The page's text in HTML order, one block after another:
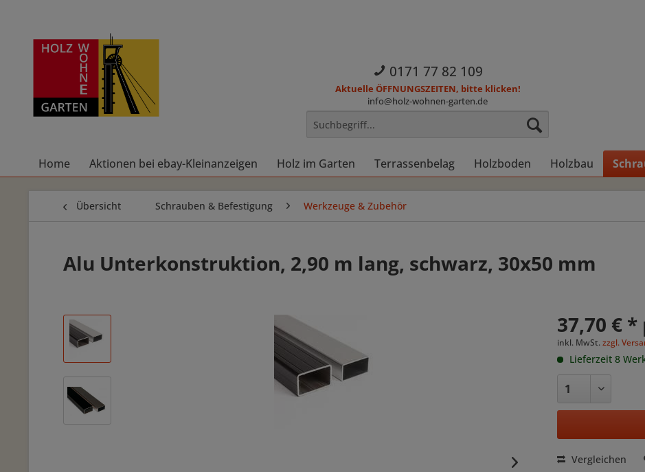
0171 77 82 109
Aktuelle ÖFFNUNGSZEITEN, bitte klicken!
info@holz-wohnen-garten.de
Home Aktionen bei ebay-Kleinanzeigen Holz im Garten Terrassenbelag Holzboden Holzbau
Übersicht Schrauben & Befestigung Werkzeuge & Zubehör
Alu Unterkonstruktion, 2,90 m lang, schwarz, 30x50 mm
37,70 €
inkl. MwSt.zzgl.
Lieferzeit 8
Vergleichen